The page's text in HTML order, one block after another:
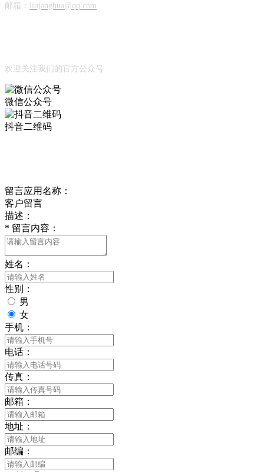
邮箱： liujanghua@qq.com
欢迎关注我们的官方公众号
微信公众号
抖音二维码
留言应用名称：
客户留言
描述：
* 留言内容：
姓名：
性别：
男
女
手机：
电话：
传真：
邮箱：
地址：
邮编：